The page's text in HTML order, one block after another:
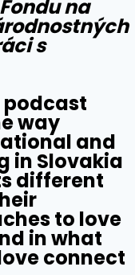
na
s
podcast
way
and
in Slovakia
different
to love
in what
connect